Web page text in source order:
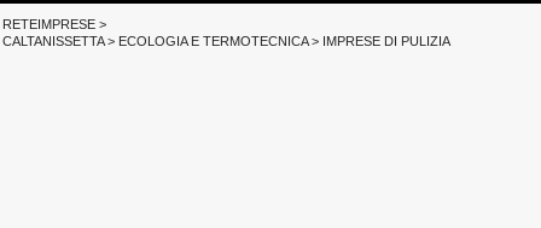
RETEIMPRESE >
CALTANISSETTA> ECOLOGIA E TERMOTECNICA> IMPRESE DI PULIZIA